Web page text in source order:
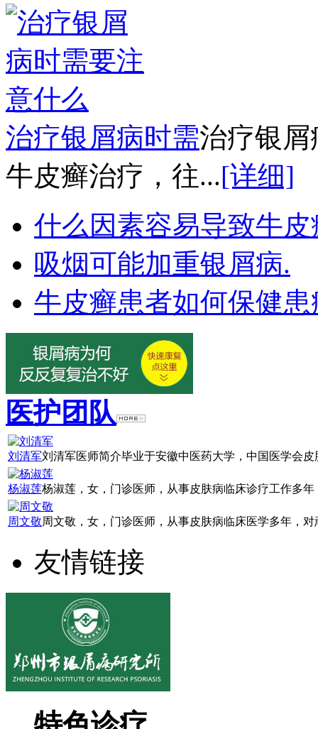
治疗银屑病时需治疗银
牛皮癣治疗，往...[详细]
什么因素容易导致牛皮
吸烟可能加重银屑病.
牛皮癣患者如何保健
医护团队
刘清军刘清军医师简介毕业于安徽中医药大学，中国医学会
杨淑莲杨淑莲，女，门诊医师，从事皮肤病临床诊疗工作多
周文敬周文敬，女，门诊医师，从事皮肤病临床医学多年，
友情链接